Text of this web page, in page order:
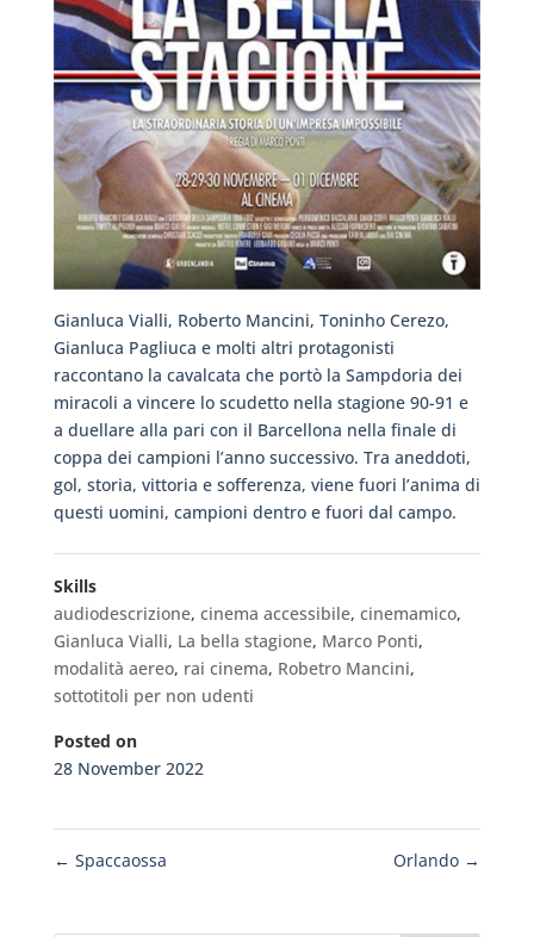
Gianluca Vialli, Roberto Mancini, Toninho Cerezo,
Gianluca Pagliuca e molti altri protagonisti
raccontano la cavalcata che portò la Sampdoria dei
miracoli a vincere lo scudetto nella stagione 90-91 e
a duellare alla pari con il Barcellona nella finale di
coppa dei campioni l’anno successivo. Tra aneddoti,
gol, storia, vittoria e sofferenza, viene fuori l’anima di
questi uomini, campioni dentro e fuori dal campo.
Skills
audiodescrizione, cinema accessibile, cinemamico,
Gianluca Vialli, La bella stagione, Marco Ponti,
modalità aereo, rai cinema, Robetro Mancini,
sottotitoli per non udenti
Posted on
28 November 2022
← Spaccaossa Orlando →